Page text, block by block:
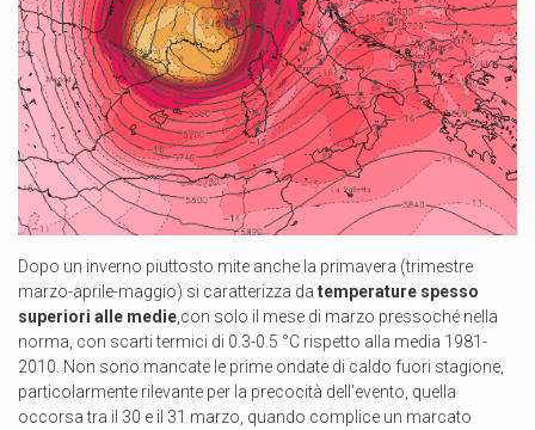
Dopo un inverno piuttosto mite anche la primavera (trimestre
marzo-aprile-maggio) si caratterizza da temperature spesso
superiori alle medie ,con solo il mese di marzo pressoché nella
norma, con scarti termici di 0.3-0.5 °C rispetto alla media 1981-
2010. Non sono mancate le prime ondate di caldo fuori stagione,
particolarmente rilevante per la precocità dell’evento, quella
occorsa tra il 30 e il 31 marzo, quando complice un marcato